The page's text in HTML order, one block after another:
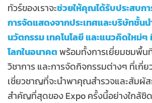
ทัวร์ของเราจะช่วยให้คุณได้รับประสบก
การจัดแสดงจากประเทศและบริษัทชั้น
นวัตกรรม เทคโนโลยี และแนวคิดใหม่
โลกในอนาคตพร้อมทั้งการเยี่ยมชมพื้น
วิชาการ และการจัดกิจกรรมต่างๆ ที่เกี่
เชี่ยวชาญที่จะนำพาคุณสำรวจและสัมผั
สำคัญที่สุดของ Expo ครั้งนี้อย่างใกล้ชิด